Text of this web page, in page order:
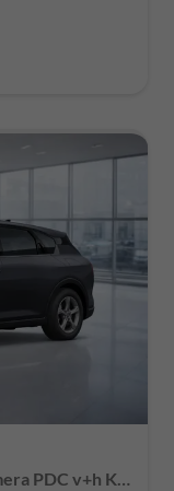
TOP Elektr. Heckkl. 17 Zoll LM Kamera PDC v+h Klimaauto. Voll-LED-Scheinwerfer